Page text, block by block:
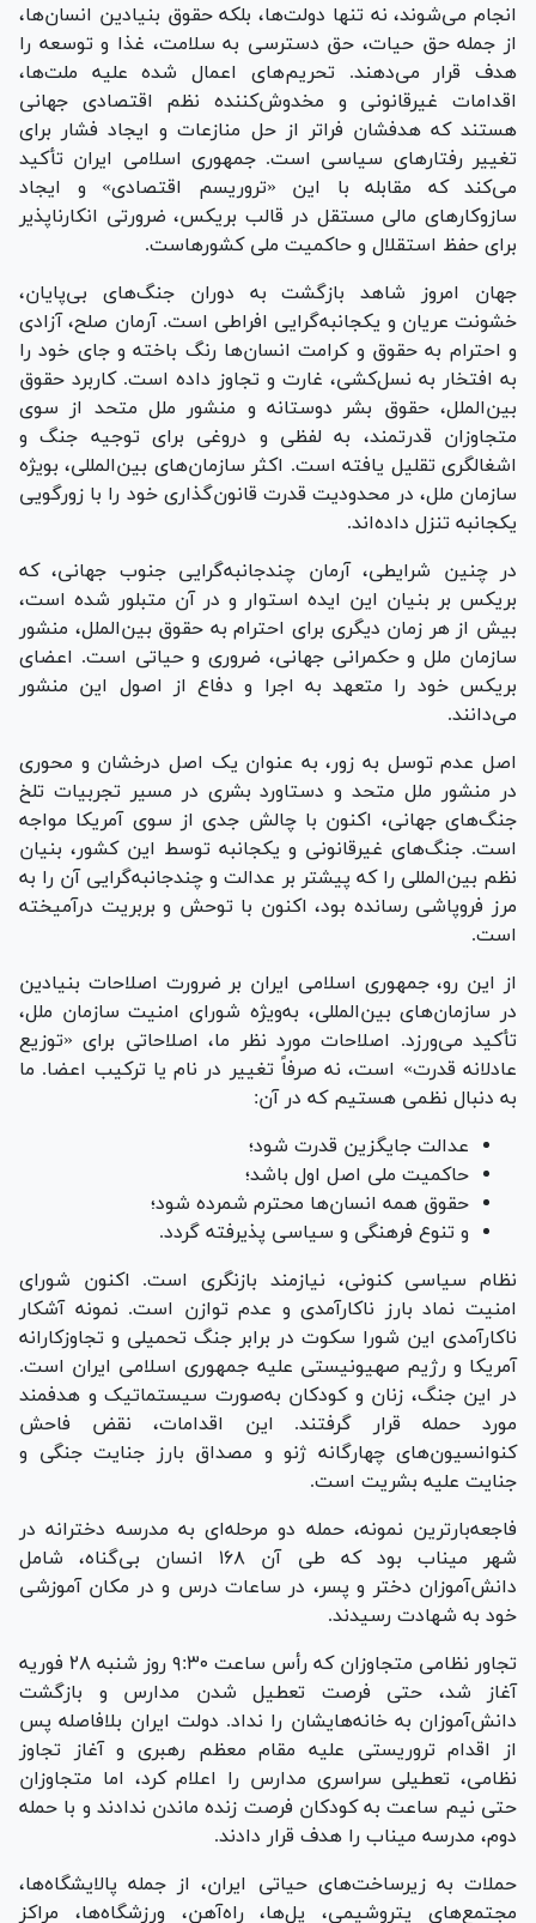
انجام می‌شوند، نه تنها دولت‌ها، بلکه حقوق بنیادین انسان‌ها،
از جمله حق حیات، حق دسترسی به سلامت، غذا و توسعه را
هدف قرار می‌دهند. تحریم‌های اعمال شده علیه ملت‌ها،
اقدامات غیرقانونی و مخدوش‌کننده نظم اقتصادی جهانی
هستند که هدفشان فراتر از حل منازعات و ایجاد فشار برای
تغییر رفتار‌های سیاسی است. جمهوری اسلامی ایران تأکید
می‌کند که مقابله با این «تروریسم اقتصادی» و ایجاد
سازوکار‌های مالی مستقل در قالب بریکس، ضرورتی انکارناپذیر
برای حفظ استقلال و حاکمیت ملی کشورهاست.
جهان امروز شاهد بازگشت به دوران جنگ‌های بی‌پایان،
خشونت عریان و یکجانبه‌گرایی افراطی است. آرمان صلح، آزادی
و احترام به حقوق و کرامت انسان‌ها رنگ باخته و جای خود را
به افتخار به نسل‌کشی، غارت و تجاوز داده است. کاربرد حقوق
بین‌الملل، حقوق بشر دوستانه و منشور ملل متحد از سوی
متجاوزان قدرتمند، به لفظی و دروغی برای توجیه جنگ و
اشغالگری تقلیل یافته است. اکثر سازمان‌های بین‌المللی، بویژه
سازمان ملل، در محدودیت قدرت قانون‌گذاری خود را با زورگویی
یکجانبه تنزل داده‌اند.
در چنین شرایطی، آرمان چندجانبه‌گرایی جنوب جهانی، که
بریکس بر بنیان این ایده استوار و در آن متبلور شده است،
بیش از هر زمان دیگری برای احترام به حقوق بین‌الملل، منشور
سازمان ملل و حکمرانی جهانی، ضروری و حیاتی است. اعضای
بریکس خود را متعهد به اجرا و دفاع از اصول این منشور
می‌دانند.
اصل عدم توسل به زور، به عنوان یک اصل درخشان و محوری
در منشور ملل متحد و دستاورد بشری در مسیر تجربیات تلخ
جنگ‌های جهانی، اکنون با چالش جدی از سوی آمریکا مواجه
است. جنگ‌های غیرقانونی و یکجانبه توسط این کشور، بنیان
نظم بین‌المللی را که پیشتر بر عدالت و چندجانبه‌گرایی آن را به
مرز فروپاشی رسانده بود، اکنون با توحش و بربریت درآمیخته
است.
از این رو، جمهوری اسلامی ایران بر ضرورت اصلاحات بنیادین
در سازمان‌های بین‌المللی، به‌ویژه شورای امنیت سازمان ملل،
تأکید می‌ورزد. اصلاحات مورد نظر ما، اصلاحاتی برای «توزیع
عادلانه قدرت» است، نه صرفاً تغییر در نام یا ترکیب اعضا. ما
به دنبال نظمی هستیم که در آن:
عدالت جایگزین قدرت شود؛
حاکمیت ملی اصل اول باشد؛
حقوق همه انسان‌ها محترم شمرده شود؛
و تنوع فرهنگی و سیاسی پذیرفته گردد.
نظام سیاسی کنونی، نیازمند بازنگری است. اکنون شورای
امنیت نماد بارز ناکارآمدی و عدم توازن است. نمونه آشکار
ناکارآمدی این شورا سکوت در برابر جنگ تحمیلی و تجاوزکارانه
آمریکا و رژیم صهیونیستی علیه جمهوری اسلامی ایران است.
در این جنگ، زنان و کودکان به‌صورت سیستماتیک و هدفمند
مورد حمله قرار گرفتند. این اقدامات، نقض فاحش
کنوانسیون‌های چهارگانه ژنو و مصداق بارز جنایت جنگی و
جنایت علیه بشریت است.
فاجعه‌بارترین نمونه، حمله دو مرحله‌ای به مدرسه دخترانه در
شهر میناب بود که طی آن ۱۶۸ انسان بی‌گناه، شامل
دانش‌آموزان دختر و پسر، در ساعات درس و در مکان آموزشی
خود به شهادت رسیدند.
تجاور نظامی متجاوزان که رأس ساعت ۹:۳۰ روز شنبه ۲۸ فوریه
آغاز شد، حتی فرصت تعطیل شدن مدارس و بازگشت
دانش‌آموزان به خانه‌هایشان را نداد. دولت ایران بلافاصله پس
از اقدام تروریستی علیه مقام معظم رهبری و آغاز تجاوز
نظامی، تعطیلی سراسری مدارس را اعلام کرد، اما متجاوزان
حتی نیم ساعت به کودکان فرصت زنده ماندن ندادند و با حمله
دوم، مدرسه میناب را هدف قرار دادند.
حملات به زیرساخت‌های حیاتی ایران، از جمله پالایشگاه‌ها،
مجتمع‌های پتروشیمی، پل‌ها، راه‌آهن، ورزشگاه‌ها، مراکز